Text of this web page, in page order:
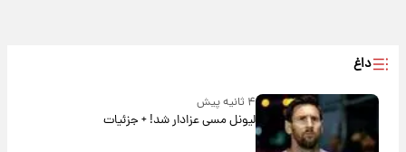
داغ
۴ ثانیه پیش
لیونل مسی عزادار شد! + جزئیات